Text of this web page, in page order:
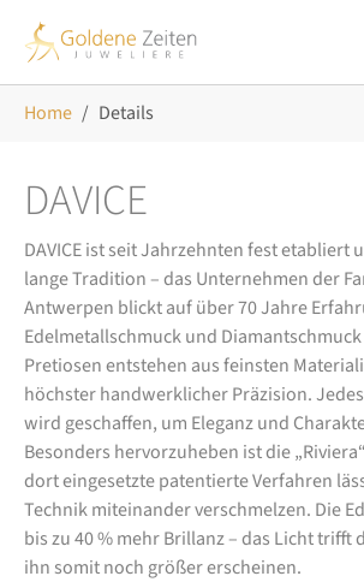
Home Details
DAVICE
DAVICE ist seit Jahrzehnten fest etabliert
lange Tradition – das Unternehmen der
Antwerpen blickt auf über 70 Jahre
Edelmetallschmuck und
Pretiosen entstehen aus feinsten
höchster handwerklicher Präzision.
wird geschaffen, um Eleganz und
Besonders hervorzuheben ist die
dort eingesetzte patentierte Verfahren
Technik miteinander verschmelzen. Die
bis zu 40 % mehr Brillanz – das Licht trifft
ihn somit noch größer erscheinen.